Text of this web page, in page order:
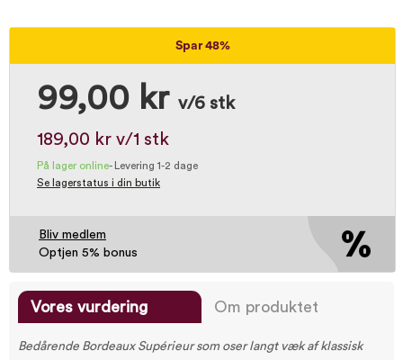
Spar 48%
99,00 kr v/6 stk
189,00 kr v/1 stk
På lager online-
Levering 1-2 dage
Se lagerstatus i din butik
Bliv medlem
Optjen 5% bonus
Vores vurdering Om produktet
Bedårende Bordeaux Supérieur som oser langt væk af klassisk